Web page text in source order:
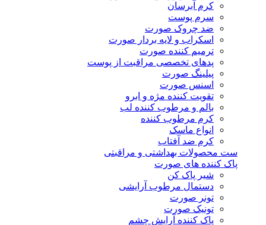
کرم آبرسان
سرم پوست
ضد چروک صورت
اسکراب و لایه بردار صورت
ترمیم کننده صورت
پدهای تخصصی مراقبت از پوست
پیلینگ صورت
اسنس صورت
تقویت کننده مژه و ابرو
بالم و مرطوب کننده لب
کرم مرطوب کننده
انواع ماسک
کرم ضد آفتاب
ست محصولات بهداشتی و مراقبتی
پاک کننده های صورت
شیر پاک کن
دستمال مرطوب آرایشی
تونر صورت
تونیک صورت
پاک کننده آرایش چشم